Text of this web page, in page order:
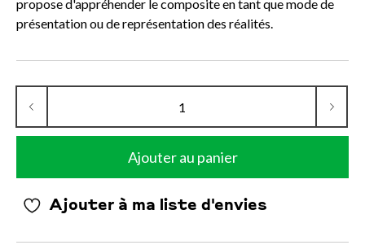
propose d'appréhender le composite en tant que mode de
présentation ou de représentation des réalités.
Ajouter au panier
Ajouter à ma liste d'envies